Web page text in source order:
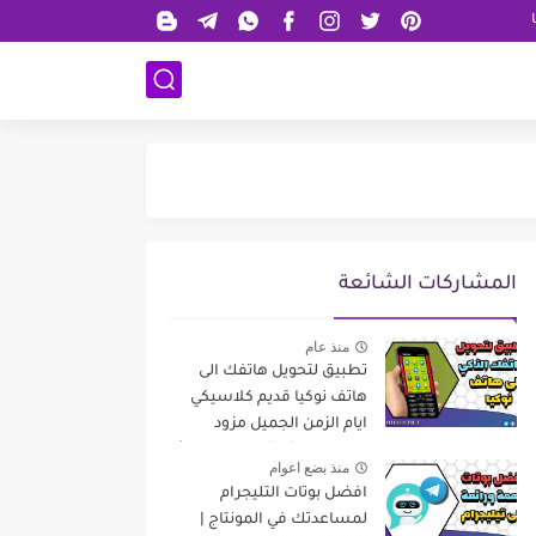
المشاركات الشائعة
منذ عام
تطبيق لتحويل هاتفك الى
هاتف نوكيا قديم كلاسيكي
ايام الزمن الجميل مزود
منذ بضع اعوام
افضل بوتات التليجرام
لمساعدتك في المونتاج |